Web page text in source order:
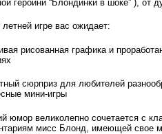
героини “Блондинки в шоке” ), от
летней игре вас ожидает:
рисованная графика и
сюрприз для любителей
мини-игры
юмор великолепно сочетается с
мисс Блонд, имеющей свое